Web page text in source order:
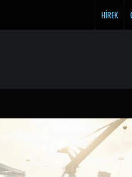
HÍREK